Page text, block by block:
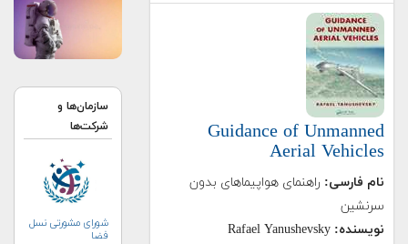
Guidance of Unmanned
Aerial Vehicles
نام فارسی: راهنمای هواپیماهای بدون
سرنشین
نویسنده: Rafael Yanushevsky
سازمان‌ها و
شرکت‌ها
شورای مشورتی نسل
فضا